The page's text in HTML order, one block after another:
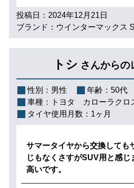
投稿日：2024年12月21日
ブランド：ウインターマックス
トシ さんからの
性別： 男性 年齢： 50代
車種：
トヨタ カローラクロ
タイヤ使用月数： 1ヶ月
サマータイヤから交換しても
じもなくさすがSUV用と感じ
高いです。